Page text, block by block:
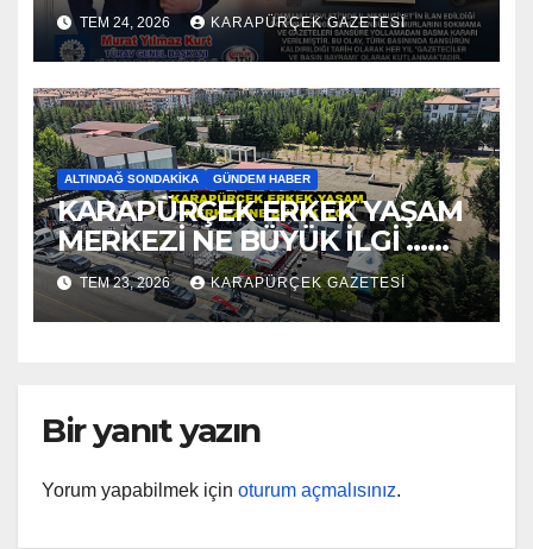
TEM 24, 2026 KARAPÜRÇEK GAZETESİ
ALTINDAĞ SONDAKIKA GÜNDEM HABER
KARAPÜRÇEK ERKEK YAŞAM
MERKEZİ NE BÜYÜK İLGİ …
2026
TEM 23, 2026 KARAPÜRÇEK GAZETESİ
Bir yanıt yazın
Yorum yapabilmek için oturum açmalısınız.